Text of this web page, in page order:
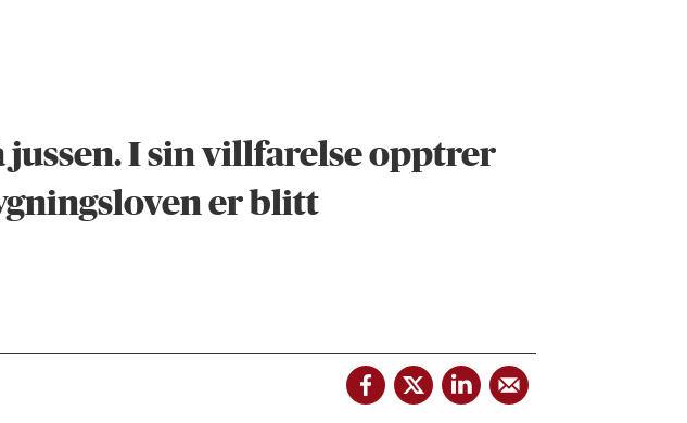
I sin villfarelse opptrer
er blitt